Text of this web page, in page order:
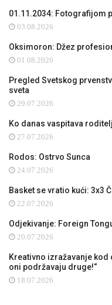
01.11.2034: Fotografijom
03.08.2026
Oksimoron: Džez
01.08.2026
Pregled Svetskog
sveta
29.07.2026
Ko danas vaspitava
27.07.2026
Rodos: Ostrvo Sunca
24.07.2026
Basket se vratio kući: 3x3
22.07.2026
Odjekivanje: Foreign
20.07.2026
Kreativno izražavanje kod
oni podržavaju druge!“
18.07.2026